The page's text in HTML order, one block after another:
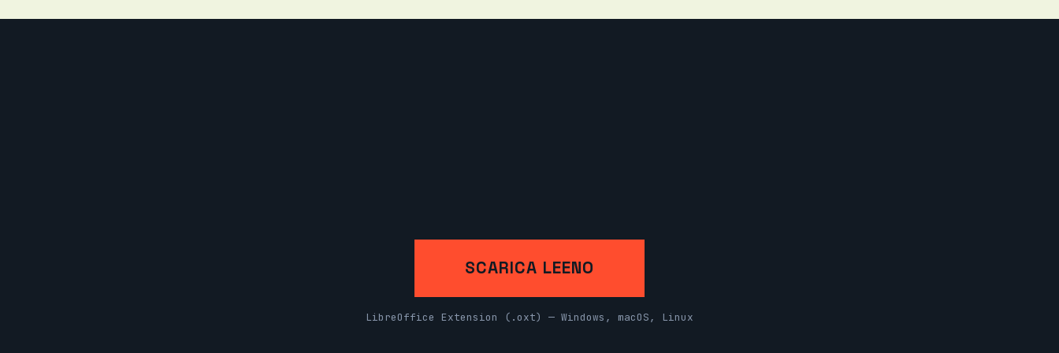
SCARICA LEENO
LibreOffice Extension (.oxt) — Windows, macOS, Linux